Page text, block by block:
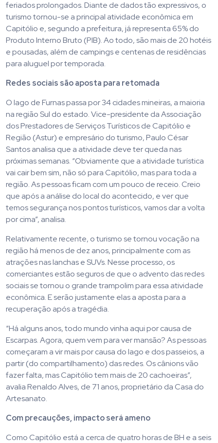
feriados prolongados. Diante de dados tão expressivos, o
turismo tornou-se a principal atividade econômica em
Capitólio e, segundo a prefeitura, já representa 65% do
Produto Interno Bruto (PIB). Ao todo, são mais de 20 hotéis
e pousadas, além de campings e centenas de residências
para aluguel por temporada.​​
Redes sociais são aposta para retomada
O lago de Furnas passa por 34 cidades mineiras, a maioria
na região Sul do estado. Vice-presidente da Associação
dos Prestadores de Serviços Turísticos de Capitólio e
Região (Astur) e empresário do turismo, Paulo César
Santos analisa que a atividade deve ter queda nas
próximas semanas. “Obviamente que a atividade turística
vai cair bem sim, não só para Capitólio, mas para toda a
região. As pessoas ficam com um pouco de receio. Creio
que após a análise do local do acontecido, e ver que
temos segurança nos pontos turísticos, vamos dar a volta
por cima”, analisa.
Relativamente recente, o turismo se tornou vocação na
região há menos de dez anos, principalmente com as
atrações nas lanchas e SUVs. Nesse processo, os
comerciantes estão seguros de que o advento das redes
sociais se tornou o grande trampolim para essa atividade
econômica. E serão justamente elas a aposta para a
recuperação após a tragédia.
“Há alguns anos, todo mundo vinha aqui por causa de
Escarpas. Agora, quem vem para ver mansão? As pessoas
começaram a vir mais por causa do lago e dos passeios, a
partir (do compartilhamento) das redes. Os cânions vão
fazer falta, mas Capitólio tem mais de 20 cachoeiras”,
avalia Renaldo Alves, de 71 anos, proprietário da Casa do
Artesanato.
Com precauções, impacto será ameno
Como Capitólio está a cerca de quatro horas de BH e a seis